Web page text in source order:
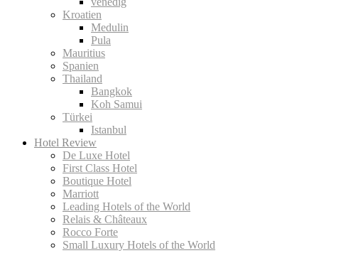
Kroatien
Medulin
Pula
Mauritius
Spanien
Thailand
Bangkok
Koh Samui
Türkei
Istanbul
Hotel Review
De Luxe Hotel
First Class Hotel
Boutique Hotel
Marriott
Leading Hotels of the World
Relais & Châteaux
Rocco Forte
Small Luxury Hotels of the World